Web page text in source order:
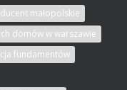
małopolskie
domów w warszawie
fundamentów